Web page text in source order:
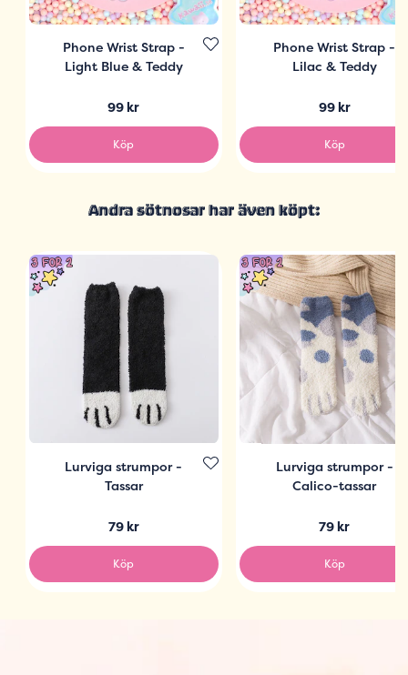
Phone Wrist Strap -
Light Blue & Teddy
99 kr
Köp
Phone Wrist Strap -
Lilac & Teddy
99 kr
Köp
Andra sötnosar har även köpt:
Lurviga strumpor -
Tassar
79 kr
Köp
Lurviga strumpor -
Calico-tassar
79 kr
Köp